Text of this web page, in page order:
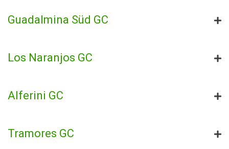
Guadalmina Süd GC
Los Naranjos GC
Alferini GC
Tramores GC